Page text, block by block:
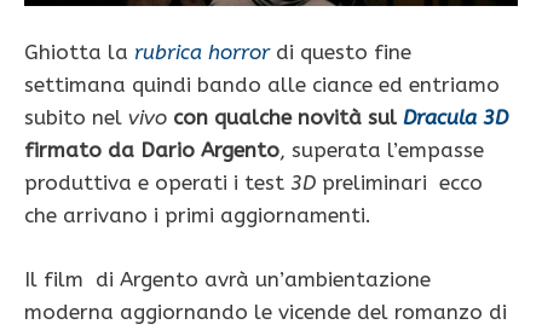
Ghiotta la rubrica horrordi questo fine
settimana quindi bando alle ciance ed entriamo
subito nel vivo con qualche novità sul Dracula 3D
firmato da Dario Argento, superata l’empasse
produttiva e operati i test 3D preliminari ecco
che arrivano i primi aggiornamenti.
Il film di Argento avrà un’ambientazione
moderna aggiornando le vicende del romanzo di